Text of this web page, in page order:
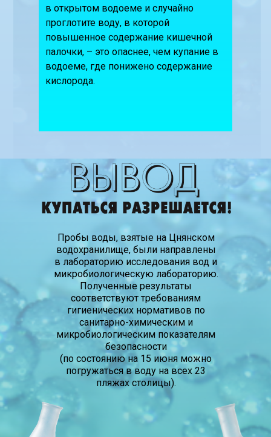
в открытом водоеме и случайно
проглотите воду, в которой
повышенное содержание кишечной
палочки, – это опаснее, чем купание в
водоеме, где понижено содержание
кислорода.
Пробы воды, взятые на Цнянском
водохранилище, были направлены
в лабораторию исследования вод и
микробиологическую лабораторию.
Полученные результаты
соответствуют требованиям
гигиенических нормативов по
санитарно-химическим и
микробиологическим показателям
безопасности
(по состоянию на 15 июня можно
погружаться в воду на всех 23
пляжах столицы).